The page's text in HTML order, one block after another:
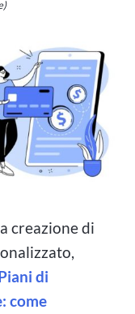
creazione di
di
come